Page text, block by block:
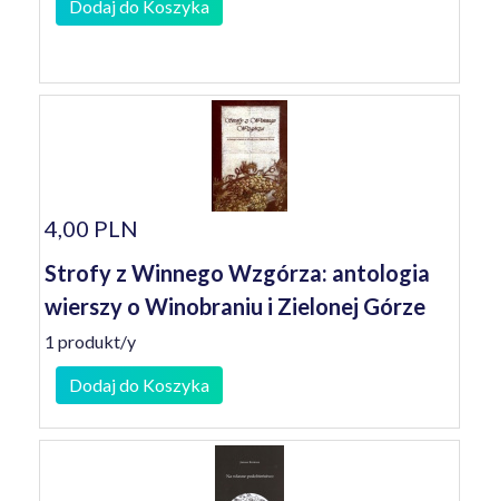
Dodaj do Koszyka
4,00 PLN
Strofy z Winnego Wzgórza: antologia
wierszy o Winobraniu i Zielonej Górze
1 produkt/y
Dodaj do Koszyka